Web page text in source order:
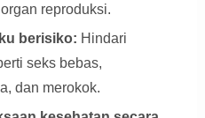
reproduksi.
berisiko: Hindari
seks bebas,
dan merokok.